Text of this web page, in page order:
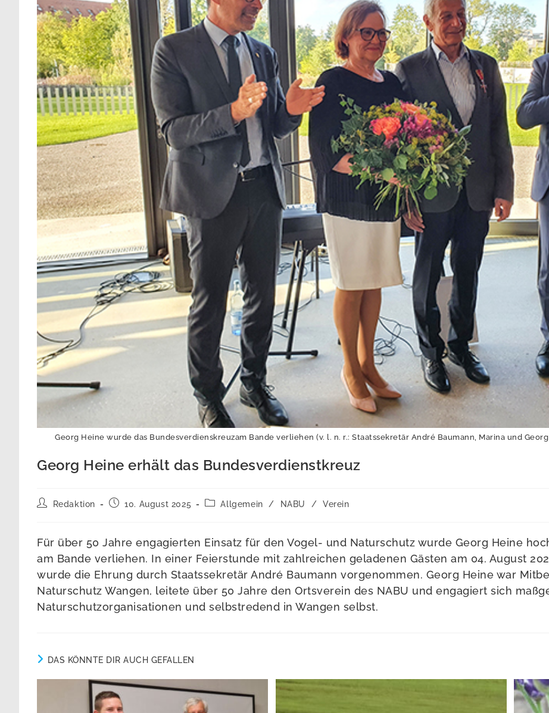
Georg Heine wurde das Bundesverdienskreuzam Bande verliehen (v. l. n. r.: Staatssekretär André Baumann, Marina und
Georg Heine erhält das Bundesverdienstkreuz
Beitrags-
Redaktion
Beitrag10. August 2025
Beitrags-
Allgemein / NABU / Verein
Für über 50 Jahre engagierten Einsatz für den Vogel- und Naturschutz wurde Georg Heine
am Bande verliehen. In einer Feierstunde mit zahlreichen geladenen Gästen am 04. August
wurde die Ehrung durch Staatssekretär André Baumann vorgenommen. Georg Heine war
Naturschutz Wangen, leitete über 50 Jahre den Ortsverein des NABU und engagiert sich
Naturschutzorganisationen und selbstredend in Wangen selbst.
DAS KÖNNTE DIR AUCH GEFALLEN